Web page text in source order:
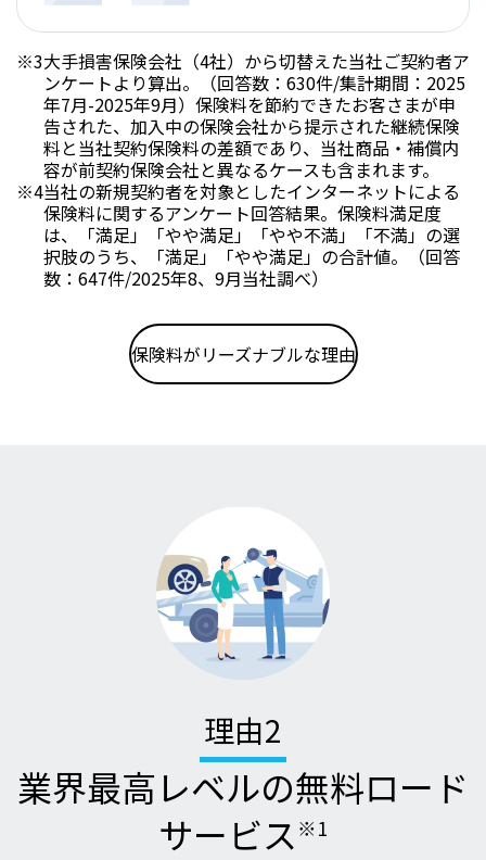
※3大手損害保険会社（4社）から切替えた当社ご契約者ア
ンケートより算出。（回答数：630件/集計期間：2025
年7月-2025年9月）保険料を節約できたお客さまが申
告された、加入中の保険会社から提示された継続保険
料と当社契約保険料の差額であり、当社商品・補償内
容が前契約保険会社と異なるケースも含まれます。
※4当社の新規契約者を対象としたインターネットによる
保険料に関するアンケート回答結果。保険料満足度
は、「満足」「やや満足」「やや不満」「不満」の選
択肢のうち、「満足」「やや満足」の合計値。（回答
数：647件/2025年8、9月当社調べ）
保険料がリーズナブルな理由
理由2
業界最高レベルの無料ロード
サービス ※1